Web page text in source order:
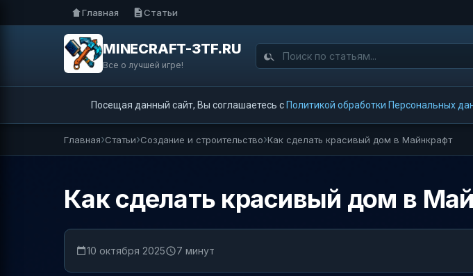
Главная Статьи
MINECRAFT-3TF.RU
Все о лучшей игре!
Посещая данный сайт, Вы соглашаетесь с Политикой обработки Персональных
Главная Статьи Создание и строительство Как сделать красивый дом в Майнкрафт
Как сделать красивый дом в
10 октября 2025 7 минут